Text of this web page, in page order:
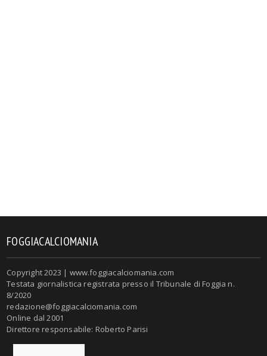
FOGGIACALCIOMANIA
Copyright 2023 | www.foggiacalciomania.com
Testata giornalistica registrata presso il Tribunale di Foggia n.
8/2020
redazione@foggiacalciomania.com
Online dal 2001
Direttore responsabile: Roberto Parisi